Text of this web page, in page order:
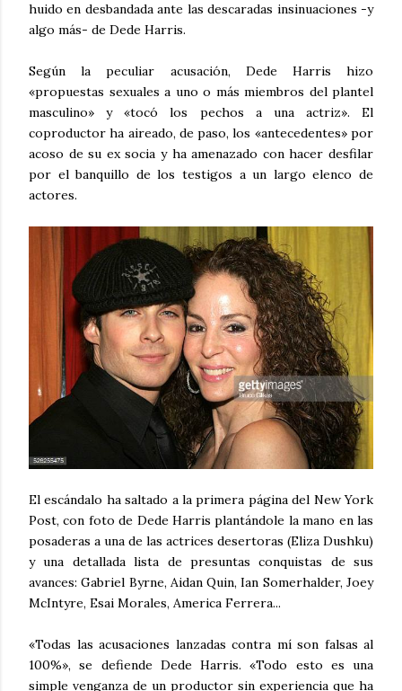
huido en desbandada ante las descaradas insinuaciones -y
algo más- de Dede Harris.
Según la peculiar acusación, Dede Harris hizo
«propuestas sexuales a uno o más miembros del plantel
masculino» y «tocó los pechos a una actriz». El
coproductor ha aireado, de paso, los «antecedentes» por
acoso de su ex socia y ha amenazado con hacer desfilar
por el banquillo de los testigos a un largo elenco de
actores.
El escándalo ha saltado a la primera página del New York
Post, con foto de Dede Harris plantándole la mano en las
posaderas a una de las actrices desertoras (Eliza Dushku)
y una detallada lista de presuntas conquistas de sus
avances: Gabriel Byrne, Aidan Quin, Ian Somerhalder, Joey
McIntyre, Esai Morales, America Ferrera...
«Todas las acusaciones lanzadas contra mí son falsas al
100%», se defiende Dede Harris. «Todo esto es una
simple venganza de un productor sin experiencia que ha